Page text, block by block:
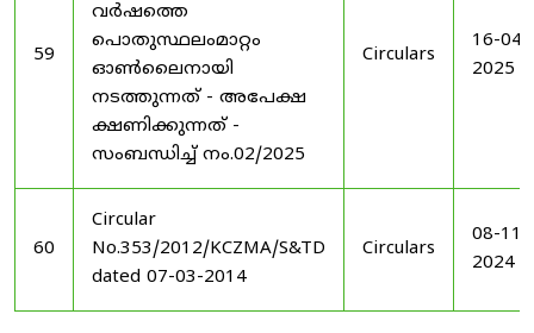
59
വർഷത്തെ
പൊതുസ്ഥലംമാറ്റം
ഓൺലൈനായി
നടത്തുന്നത് - അപേക്ഷ
ക്ഷണിക്കുന്നത് -
സംബന്ധിച്ച് നം.02/2025
Circulars
16-04-
2025
60
Circular
No.353/2012/KCZMA/S&TD
dated 07-03-2014
Circulars
08-11-
2024